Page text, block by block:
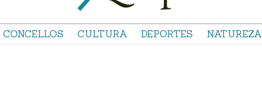
CONCELLOS CULTURA DEPORTES NATUREZA